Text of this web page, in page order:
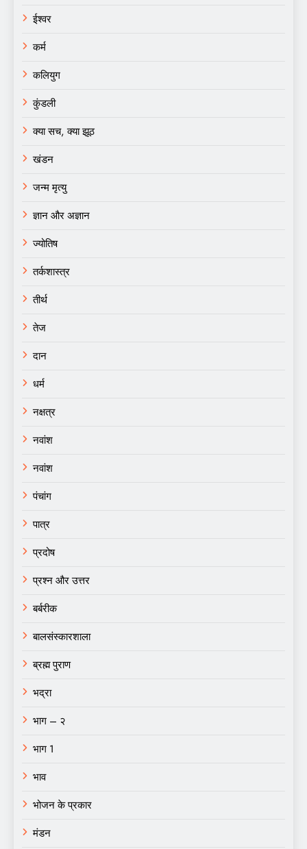
ईश्वर
कर्म
कलियुग
कुंडली
क्या सच, क्या झूठ
खंडन
जन्म मृत्यु
ज्ञान और अज्ञान
ज्योतिष
तर्कशास्त्र
तीर्थ
तेज
दान
धर्म
नक्षत्र
नवांश
नवांश
पंचांग
पात्र
प्रदोष
प्रश्न और उत्तर
बर्बरीक
बालसंस्कारशाला
ब्रह्म पुराण
भद्रा
भाग – २
भाग 1
भाव
भोजन के प्रकार
मंडन